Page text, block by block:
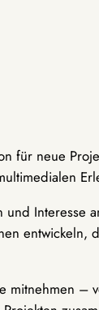
für neue
mitnehmen